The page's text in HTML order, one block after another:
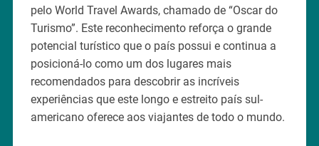
pelo World Travel Awards, chamado de “Oscar do
Turismo”. Este reconhecimento reforça o grande
potencial turístico que o país possui e continua a
posicioná-lo como um dos lugares mais
recomendados para descobrir as incríveis
experiências que este longo e estreito país sul-
americano oferece aos viajantes de todo o mundo.